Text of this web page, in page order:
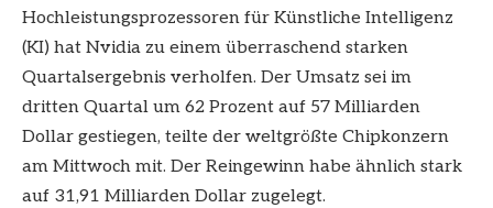
Hochleistungsprozessoren für Künstliche Intelligenz
(KI) hat Nvidia zu einem überraschend starken
Quartalsergebnis verholfen. Der Umsatz sei im
dritten Quartal um 62 Prozent auf 57 Milliarden
Dollar gestiegen, teilte der weltgrößte Chipkonzern
am Mittwoch mit. Der Reingewinn habe ähnlich stark
auf 31,91 Milliarden Dollar zugelegt.